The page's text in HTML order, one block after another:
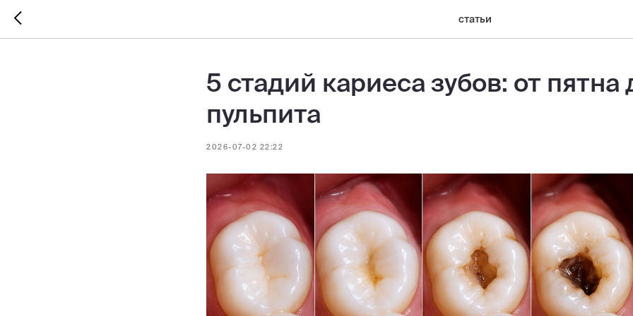
статьи
5 стадий кариеса зубов: от пятна
пульпита
2026-07-02 22:22